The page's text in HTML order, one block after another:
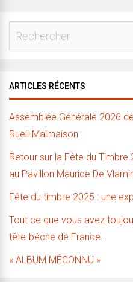
ARTICLES RÉCENTS
Assemblée Générale 2026
Rueil-Malmaison
Retour sur la Fête du
au Pavillon Maurice De
Fête du timbre 2025 : une
Tout ce que vous avez
tête-bêche de France…
« ALBUM MÉCONNU »